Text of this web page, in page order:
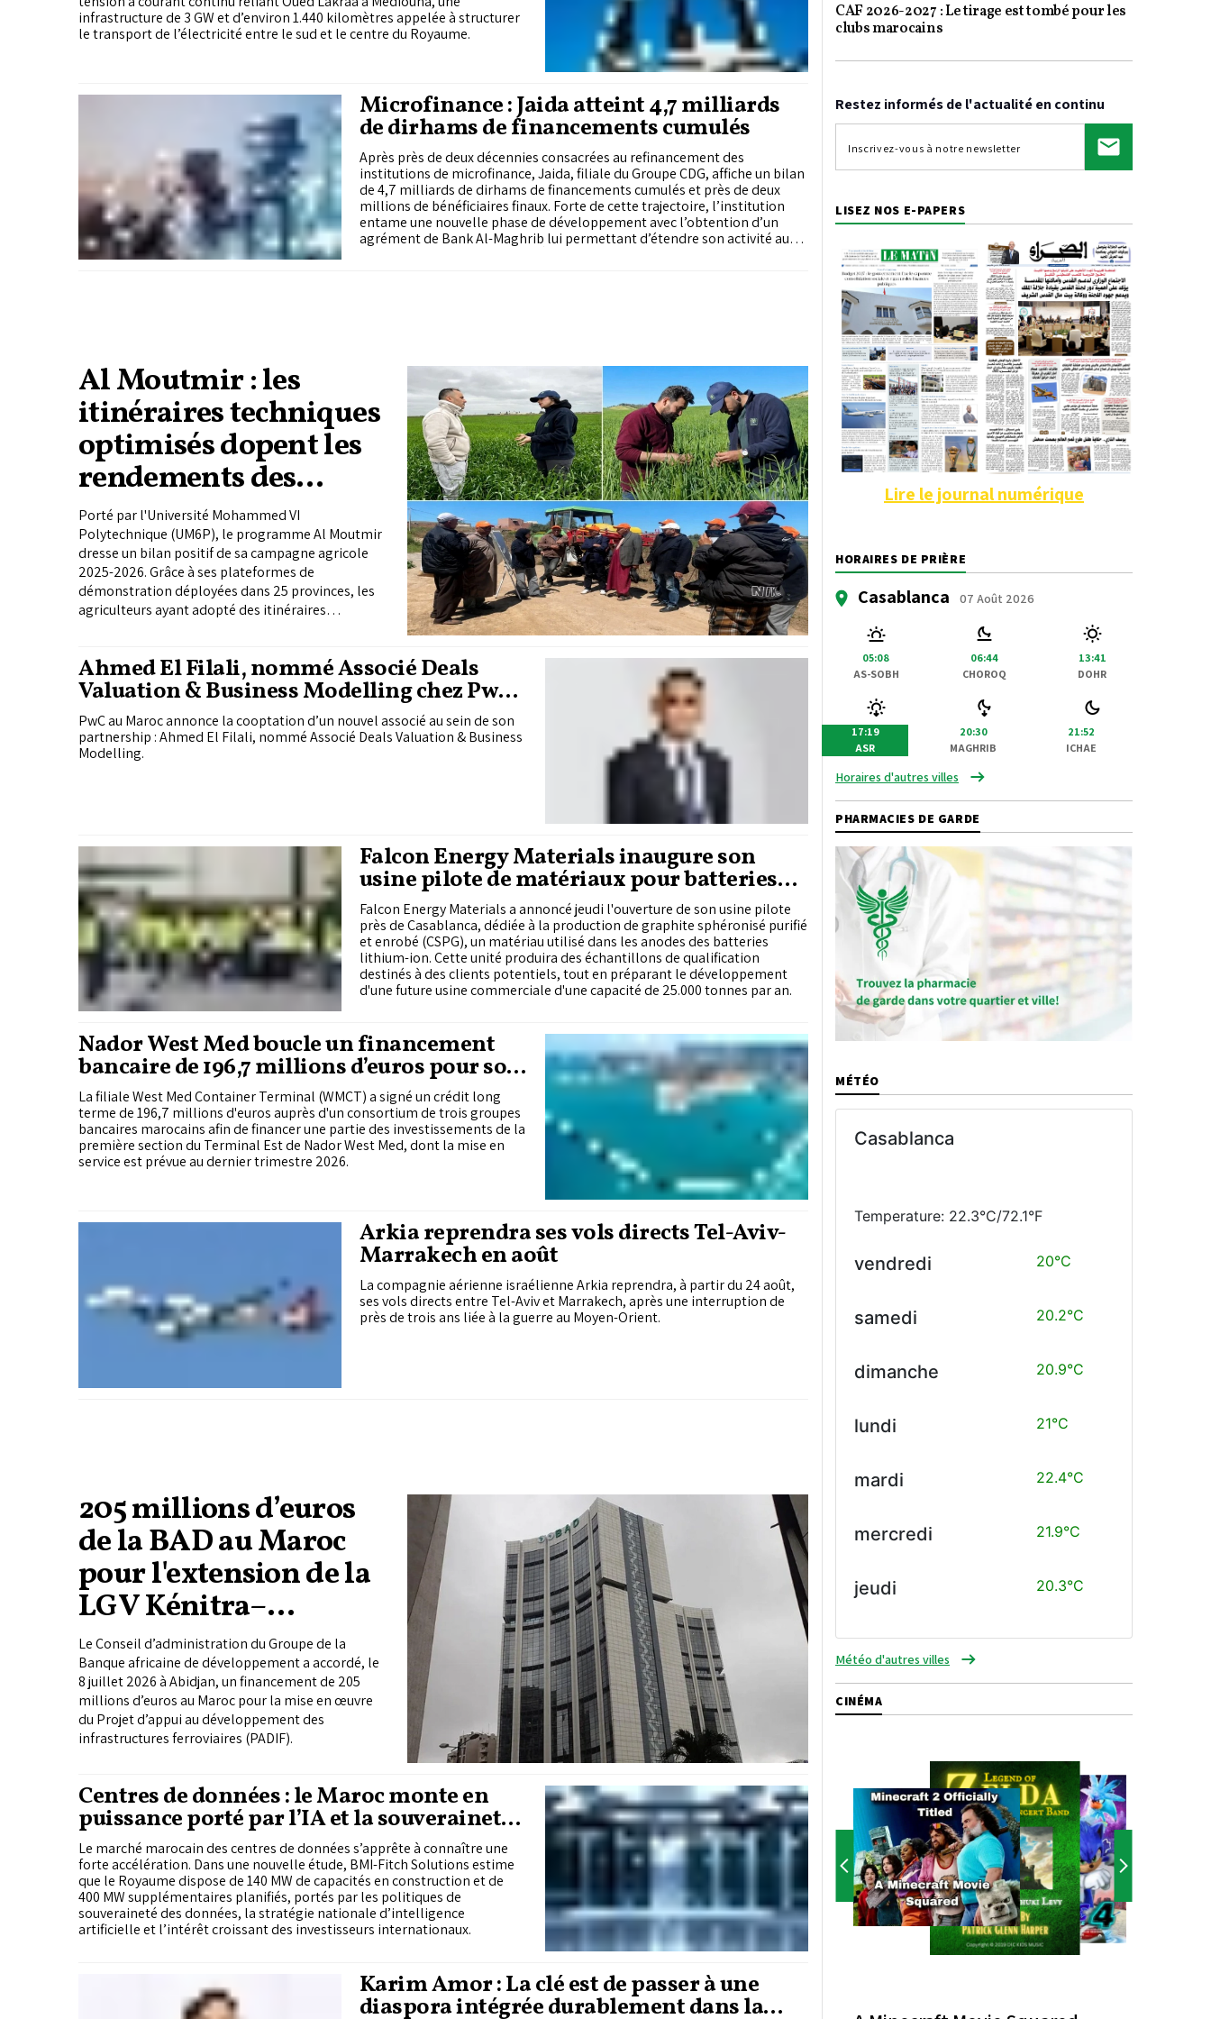
infrastructure de 3 GW et d’environ 1.440 kilomètres appelée à structurer
le transport de l’électricité entre le sud et le centre du Royaume.
Microfinance : Jaida atteint 4,7 milliards
de dirhams de financements cumulés
Après près de deux décennies consacrées au refinancement des
institutions de microfinance, Jaida, filiale du Groupe CDG, affiche un bilan
de 4,7 milliards de dirhams de financements cumulés et près de deux
millions de bénéficiaires finaux. Forte de cette trajectoire, l’institution
entame une nouvelle phase de développement avec l’obtention d’un
agrément de Bank Al-Maghrib lui permettant d’étendre son activité au
Al Moutmir : les
itinéraires techniques
optimisés dopent les
rendements des
céréales et
légumineuses
Porté par l'Université Mohammed VI
Polytechnique (UM6P), le programme Al Moutmir
dresse un bilan positif de sa campagne agricole
2025-2026. Grâce à ses plateformes de
démonstration déployées dans 25 provinces, les
agriculteurs ayant adopté des itinéraires
céréales et 42% pour les légumineuses, tout en
améliorant la rentabilité de leurs exploitations.
Ahmed El Filali, nommé Associé Deals
Valuation & Business Modelling chez PwC
au Maroc
PwC au Maroc annonce la cooptation d’un nouvel associé au sein de son
partnership : Ahmed El Filali, nommé Associé Deals Valuation & Business
Modelling.
Falcon Energy Materials inaugure son
usine pilote de matériaux pour batteries
près de Casablanca
Falcon Energy Materials a annoncé jeudi l'ouverture de son usine pilote
près de Casablanca, dédiée à la production de graphite sphéronisé purifié
et enrobé (CSPG), un matériau utilisé dans les anodes des batteries
lithium-ion. Cette unité produira des échantillons de qualification
destinés à des clients potentiels, tout en préparant le développement
d'une future usine commerciale d'une capacité de 25.000 tonnes par an.
Nador West Med boucle un financement
bancaire de 196,7 millions d’euros pour son
terminal à conteneurs
La filiale West Med Container Terminal (WMCT) a signé un crédit long
terme de 196,7 millions d'euros auprès d'un consortium de trois groupes
bancaires marocains afin de financer une partie des investissements de la
première section du Terminal Est de Nador West Med, dont la mise en
service est prévue au dernier trimestre 2026.
Arkia reprendra ses vols directs Tel-Aviv-
Marrakech en août
La compagnie aérienne israélienne Arkia reprendra, à partir du 24 août,
ses vols directs entre Tel-Aviv et Marrakech, après une interruption de
près de trois ans liée à la guerre au Moyen-Orient.
205 millions d’euros
de la BAD au Maroc
pour l'extension de la
LGV Kénitra–
Marrakech
Le Conseil d’administration du Groupe de la
Banque africaine de développement a accordé, le
8 juillet 2026 à Abidjan, un financement de 205
millions d’euros au Maroc pour la mise en œuvre
du Projet d’appui au développement des
infrastructures ferroviaires (PADIF).
Centres de données : le Maroc monte en
puissance porté par l’IA et la souveraineté
numérique
Le marché marocain des centres de données s’apprête à connaître une
forte accélération. Dans une nouvelle étude, BMI-Fitch Solutions estime
que le Royaume dispose de 140 MW de capacités en construction et de
400 MW supplémentaires planifiés, portés par les politiques de
souveraineté des données, la stratégie nationale d’intelligence
artificielle et l’intérêt croissant des investisseurs internationaux.
Karim Amor : La clé est de passer à une
diaspora intégrée durablement dans la
CAF 2026-2027 : Le tirage est tombé pour les
clubs marocains
Restez informés de l'actualité en continu
LISEZ NOS E-PAPERS
Lire le journal numérique
HORAIRES DE PRIÈRE
Casablanca 07 Août 2026
05:08
AS-SOBH
06:44
CHOROQ
13:41
DOHR
17:19
ASR
20:30
MAGHRIB
21:52
ICHAE
Horaires d'autres villes
PHARMACIES DE GARDE
MÉTÉO
Casablanca
Temperature: 22.3°C/72.1°F
vendredi 20°C
samedi 20.2°C
dimanche 20.9°C
lundi 21°C
mardi 22.4°C
mercredi 21.9°C
jeudi 20.3°C
Météo d'autres villes
CINÉMA